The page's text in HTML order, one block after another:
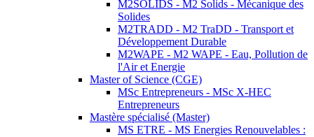
M2SOLIDS - M2 Solids - Mécanique des
Solides
M2TRADD - M2 TraDD - Transport et
Développement Durable
M2WAPE - M2 WAPE - Eau, Pollution de
l'Air et Energie
Master of Science (CGE)
MSc Entrepreneurs - MSc X-HEC
Entrepreneurs
Mastère spécialisé (Master)
MS ETRE - MS Energies Renouvelables :